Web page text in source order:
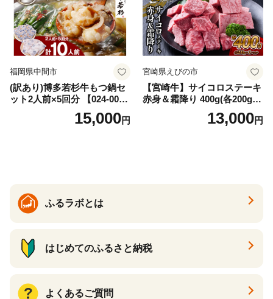
福岡県中間市
(訳あり)博多若杉牛もつ鍋セ
ット2人前×5回分 【024-002
15,000円
宮崎県えびの市
【宮崎牛】サイコロステーキ
赤身＆霜降り 400g(各200g×
１P 計2P) 真空パック 冷凍
13,000円
ふるラボとは
はじめてのふるさと納税
よくあるご質問